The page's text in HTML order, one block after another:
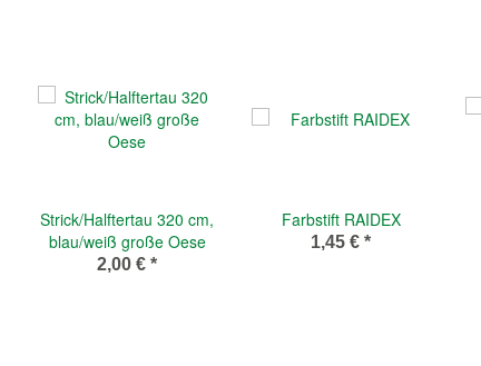
Strick/Halftertau 320 cm,
blau/weiß große Oese
2,00 € *
Farbstift RAIDEX
1,45 € *